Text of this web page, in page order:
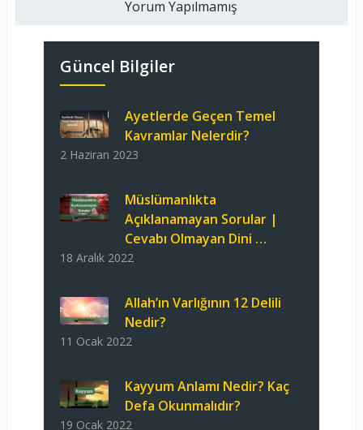
Yorum Yapılmamış
Güncel Bilgiler
Ayetlerde Geçen Temel
Kavramlar Nelerdir?
2 Haziran 2023
Müslümanlıkta
Açıklanamayan Sorular |
Cevabı Olmayan Dini …
18 Aralık 2022
Allah’ın Varlığının 12 Delili
Nedir?
11 Ocak 2022
Kayyum Anlamı Nedir? Kaç
Defa Okunmalıdır?
19 Ocak 2022